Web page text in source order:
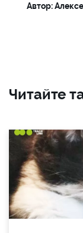
Автор:
Читайте